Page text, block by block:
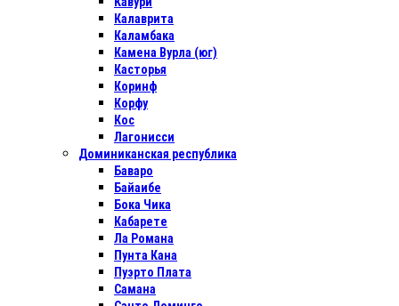
Калаврита
Каламбака
Камена Вурла (юг)
Касторья
Коринф
Корфу
Кос
Лагонисси
Доминиканская республика
Баваро
Байаибе
Бока Чика
Кабарете
Ла Романа
Пунта Кана
Пуэрто Плата
Самана